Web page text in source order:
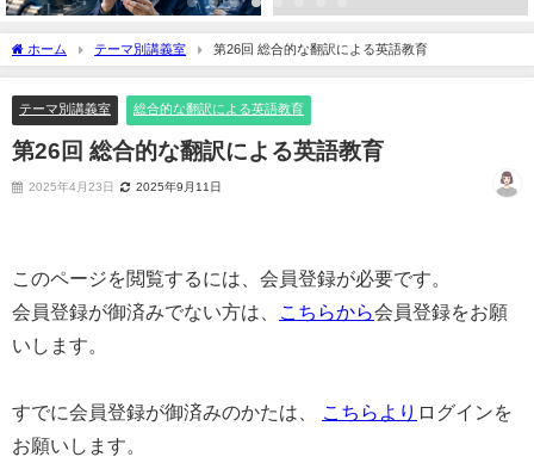
ホーム テーマ別講義室 第26回 総合的な翻訳による英語教育
テーマ別講義室 総合的な翻訳による英語教育
第26回 総合的な翻訳による英語教育
2025年4月23日 2025年9月11日
このページを閲覧するには、会員登録が必要です。
会員登録が御済みでない方は、
こちらから会員登録をお願
いします。
すでに会員登録が御済みのかたは、 こちらより ログインを
お願いします。